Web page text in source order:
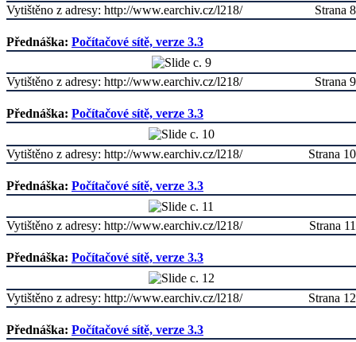
Strana 8
Vytištěno z adresy: http://www.earchiv.cz/l218/
Přednáška: Počítačové sítě, verze 3.3
Strana 9
Vytištěno z adresy: http://www.earchiv.cz/l218/
Přednáška: Počítačové sítě, verze 3.3
Strana 10
Vytištěno z adresy: http://www.earchiv.cz/l218/
Přednáška: Počítačové sítě, verze 3.3
Strana 11
Vytištěno z adresy: http://www.earchiv.cz/l218/
Přednáška: Počítačové sítě, verze 3.3
Strana 12
Vytištěno z adresy: http://www.earchiv.cz/l218/
Přednáška: Počítačové sítě, verze 3.3